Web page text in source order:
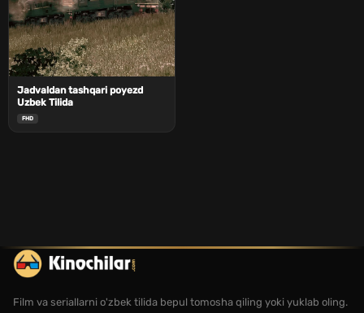
Jadvaldan tashqari poyezd
Uzbek Tilida
FHD
Film va seriallarni o'zbek tilida bepul tomosha qiling yoki yuklab oling.